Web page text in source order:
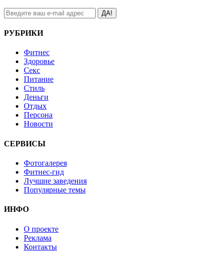
ДА!
РУБРИКИ
Фитнес
Здоровье
Секс
Питание
Стиль
Деньги
Отдых
Персона
Новости
СЕРВИСЫ
Фотогалерея
Фитнес-гид
Лучшие заведения
Популярные темы
ИНФО
О проекте
Реклама
Контакты